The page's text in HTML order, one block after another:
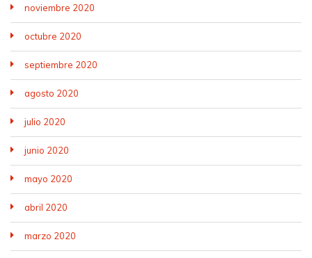
noviembre 2020
octubre 2020
septiembre 2020
agosto 2020
julio 2020
junio 2020
mayo 2020
abril 2020
marzo 2020